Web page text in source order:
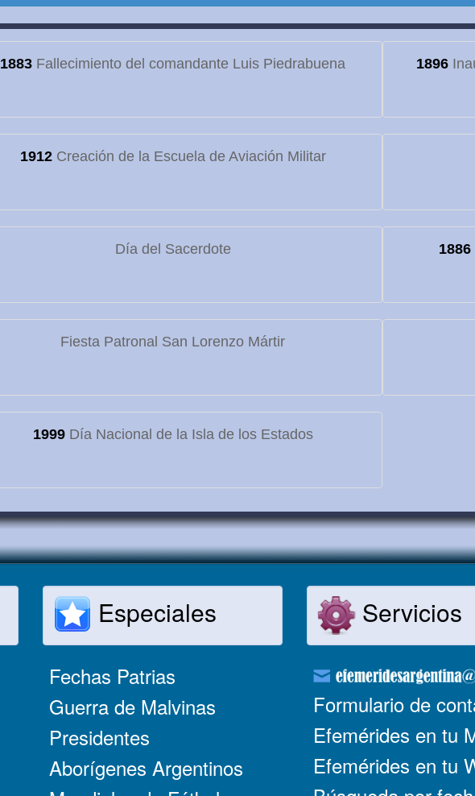
1883 Fallecimiento del comandante Luis Piedrabuena 1896
1912Creación de la Escuela de Aviación Militar
Día del Sacerdote 1886
Fiesta Patronal San Lorenzo Mártir
1999Día Nacional de la Isla de los Estados
Especiales
Fechas Patrias
Guerra de Malvinas
Presidentes
Aborígenes Argentinos
Servicios
Formulario de
Efemérides en tu
Efemérides en tu